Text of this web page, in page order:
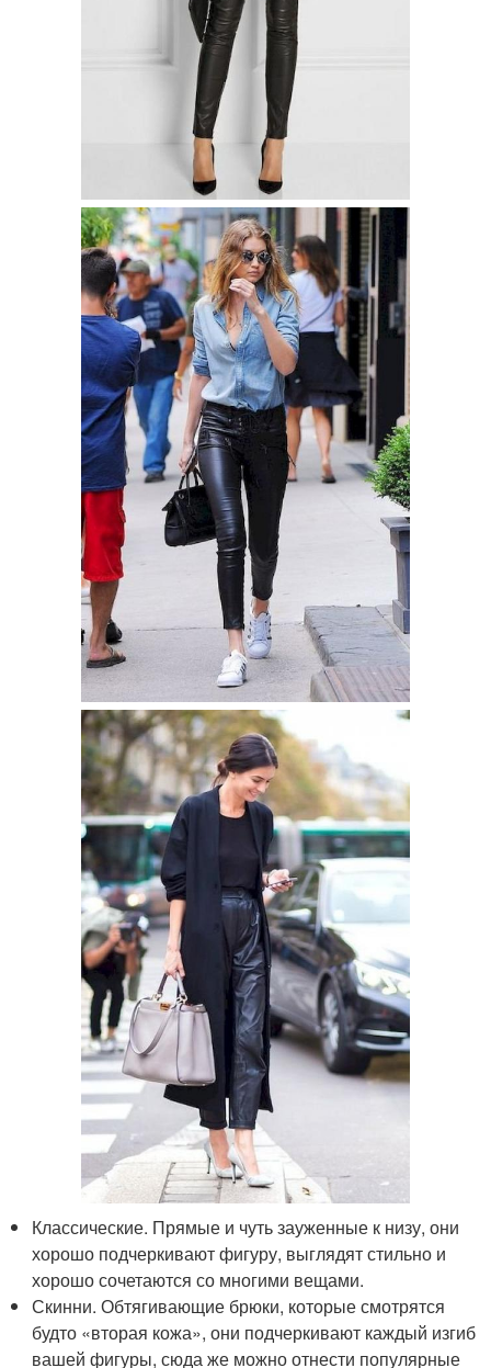
Классические. Прямые и чуть зауженные к низу, они
хорошо подчеркивают фигуру, выглядят стильно и
хорошо сочетаются со многими вещами.
Скинни. Обтягивающие брюки, которые смотрятся
будто «вторая кожа», они подчеркивают каждый изгиб
вашей фигуры, сюда же можно отнести популярные